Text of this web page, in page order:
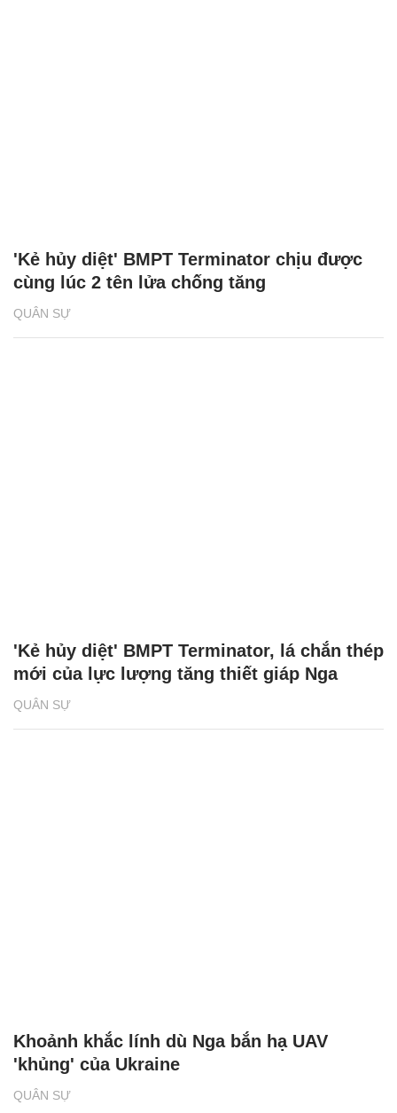
QUÂN SỰ
'Kẻ hủy diệt' BMPT Terminator chịu được
cùng lúc 2 tên lửa chống tăng
QUÂN SỰ
'Kẻ hủy diệt' BMPT Terminator, lá chắn thép
mới của lực lượng tăng thiết giáp Nga
QUÂN SỰ
Khoảnh khắc lính dù Nga bắn hạ UAV
'khủng' của Ukraine